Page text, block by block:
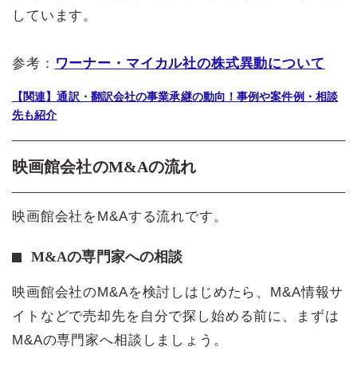
しています。
参考： ワーナー・マイカル社の株式異動について
【関連】通訳・翻訳会社の事業承継の動向！事例や案件例・相談
先も紹介
映画館会社のM&Aの流れ
映画館会社をM&Aする流れです。
M&Aの専門家への相談
映画館会社のM&Aを検討しはじめたら、M&A情報サ
イトなどで売却先を自分で探し始める前に、まずは
M&Aの専門家へ相談しましょう。